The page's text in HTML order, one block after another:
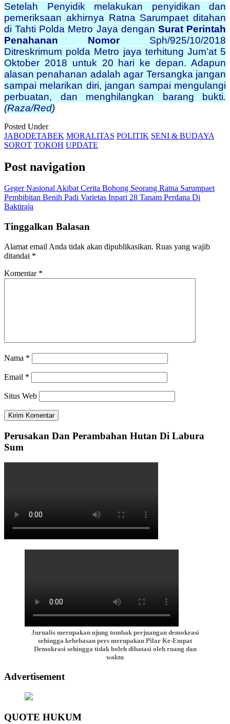
Setelah Penyidik melakukan penyidikan dan
pemeriksaan akhirnya Ratna Sarumpaet ditahan
di Tahti Polda Metro Jaya dengan Surat Perintah
Penahanan Nomor Sph/925/10/2018
Ditreskrimum polda Metro jaya terhitung Jum’at 5
Oktober 2018 untuk 20 hari ke depan. Adapun
alasan penahanan adalah agar Tersangka jangan
sampai melarikan diri, jangan sampai mengulangi
perbuatan, dan menghilangkan barang bukti.
(Raza/Red)
Posted Under
JABODETABEK MORALITAS POLITIK SENI & BUDAYA
SOROT TOKOH UPDATE
Post navigation
Geger Nasional Akibat Cerita Bohong Seorang Ratna Sarumpaet
Pembibitan Benih Padi Varietas Inpari 28 Tanam Perdana Di
Baktiraja
Tinggalkan Balasan
Alamat email Anda tidak akan dipublikasikan. Ruas yang wajib
ditandai *
Komentar *
Nama *
Email *
Situs Web
Perusakan Dan Perambahan Hutan Di Labura
Sum
Jurnalis merupakan ujung tombak perjuangan demokrasi
sehingga kebebasan pers merupakan Pilar Ke-Empat
Demokrasi sehingga tidak boleh dibatasi oleh ruang dan
waktu
Advertisement
QUOTE HUKUM